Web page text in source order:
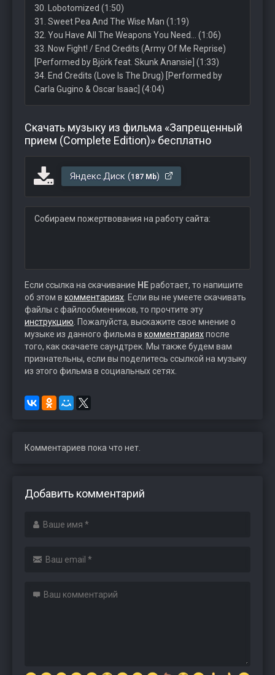
30. Lobotomized (1:50)
31. Sweet Pea And The Wise Man (1:19)
32. You Have All The Weapons You Need… (1:06)
33. Now Fight! / End Credits (Army Of Me Reprise)
[Performed by Björk feat. Skunk Anansie] (1:33)
34. End Credits (Love Is The Drug) [Performed by
Carla Gugino & Oscar Isaac] (4:04)
Скачать музыку из фильма «Запрещенный
прием (Complete Edition)» бесплатно
Яндекс.Диск (187 Mb)
Собираем пожертвования на работу сайта:
Если ссылка на скачивание НЕработает, то напишите
об этом в комментариях . Если вы не умеете скачивать
файлы с файлообменников, то прочтите эту
инструкцию . Пожалуйста, выскажите свое мнение о
музыке из данного фильма в комментарияхпосле
того, как скачаете саундтрек. Мы также будем вам
признательны, если вы поделитесь ссылкой на музыку
из этого фильма в социальных сетях.
Комментариев пока что нет.
Добавить комментарий